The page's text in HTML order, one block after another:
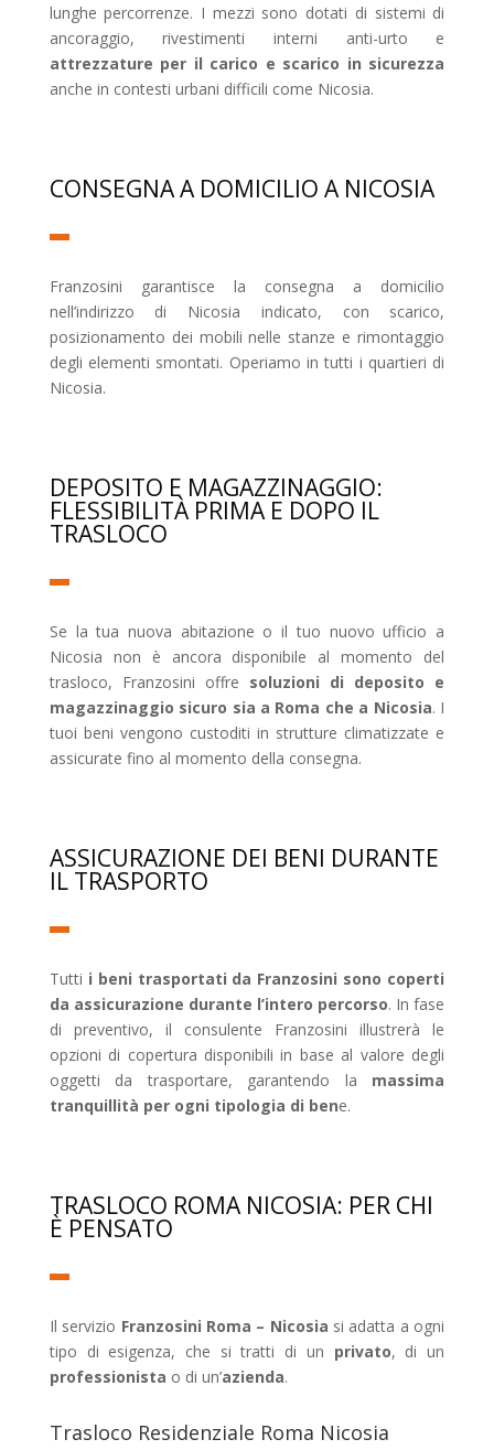
lunghe percorrenze. I mezzi sono dotati di sistemi di
ancoraggio, rivestimenti interni anti-urto e
attrezzature per il carico e scarico in sicurezza
anche in contesti urbani difficili come Nicosia.
CONSEGNA A DOMICILIO A NICOSIA
Franzosini garantisce la consegna a domicilio
nell’indirizzo di Nicosia indicato, con scarico,
posizionamento dei mobili nelle stanze e rimontaggio
degli elementi smontati. Operiamo in tutti i quartieri di
Nicosia.
DEPOSITO E MAGAZZINAGGIO:
FLESSIBILITÀ PRIMA E DOPO IL
TRASLOCO
Se la tua nuova abitazione o il tuo nuovo ufficio a
Nicosia non è ancora disponibile al momento del
trasloco, Franzosini offre soluzioni di deposito e
magazzinaggio sicuro sia a Roma che a Nicosia. I
tuoi beni vengono custoditi in strutture climatizzate e
assicurate fino al momento della consegna.
ASSICURAZIONE DEI BENI DURANTE
IL TRASPORTO
Tutti i beni trasportati da Franzosini sono coperti
da assicurazione durante l’intero percorso. In fase
di preventivo, il consulente Franzosini illustrerà le
opzioni di copertura disponibili in base al valore degli
oggetti da trasportare, garantendo la massima
tranquillità per ogni tipologia di bene.
TRASLOCO ROMA NICOSIA: PER CHI
È PENSATO
Il servizio Franzosini Roma – Nicosia si adatta a ogni
tipo di esigenza, che si tratti di un privato, di un
professionista o di un’azienda.
Trasloco Residenziale Roma Nicosia